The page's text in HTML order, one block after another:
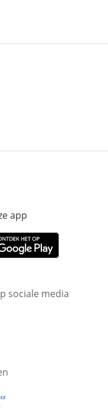
app
nieuw venster
sociale media
nieuw venster